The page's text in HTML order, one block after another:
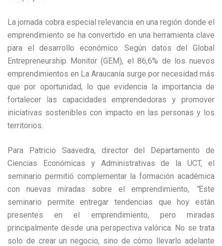
La jornada cobra especial relevancia en una región donde el
emprendimiento se ha convertido en una herramienta clave
para el desarrollo económico. Según datos del Global
Entrepreneurship Monitor (GEM), el 86,6% de los nuevos
emprendimientos en La Araucanía surge por necesidad más
que por oportunidad, lo que evidencia la importancia de
fortalecer las capacidades emprendedoras y promover
iniciativas sostenibles con impacto en las personas y los
territorios.
Para Patricio Saavedra, director del Departamento de
Ciencias Económicas y Administrativas de la UCT, el
seminario permitió complementar la formación académica
con nuevas miradas sobre el emprendimiento,
“Este
seminario permite entregar tendencias que hoy están
presentes en el emprendimiento, pero miradas
principalmente desde una perspectiva valórica. No se trata
solo de crear un negocio, sino de cómo llevarlo adelante